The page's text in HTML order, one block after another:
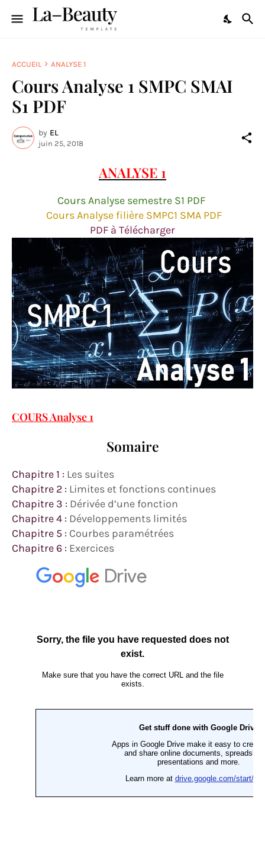
ACCUEIL ANALYSE 1
Cours Analyse 1 SMPC SMAI
S1 PDF
by EL
juin 25, 2018
ANALYSE 1
Cours Analyse semestre S1 PDF
Cours Analyse filière SMPC1 SMA PDF
PDF à Télécharger
COURS Analyse 1
Somaire
Chapitre 1 : Les suites
Chapitre 2 : Limites et fonctions continues
Chapitre 3 : Dérivée d’une fonction
Chapitre 4 : Développements limités
Chapitre 5 : Courbes paramétrées
Chapitre 6 : Exercices